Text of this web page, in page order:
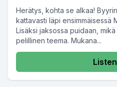
Herätys, kohta se alkaa!
kattavasti läpi ensimmäisessä
Lisäksi jaksossa puidaan,
pelillinen teema. Mukana...
Listen